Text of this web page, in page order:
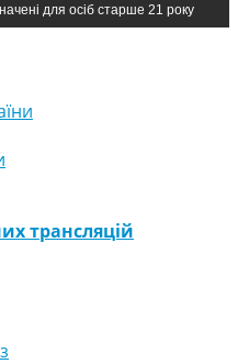
для осіб старше 21 року
трансляцій